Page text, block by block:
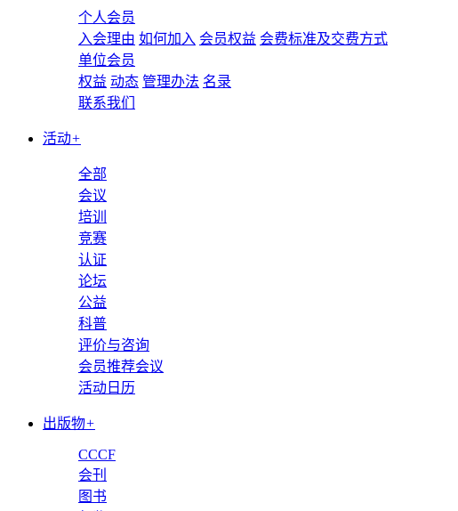
个人会员
入会理由 如何加入 会员权益 会费标准及交费方式
单位会员
权益 动态 管理办法 名录
联系我们
活动+
全部
会议
培训
竞赛
认证
论坛
公益
科普
评价与咨询
会员推荐会议
活动日历
出版物+
CCCF
会刊
图书